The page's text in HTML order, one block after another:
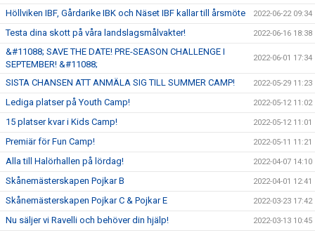
Höllviken IBF, Gårdarike IBK och Näset IBF kallar till årsmöte 2022-06-22 09:34
Testa dina skott på våra landslagsmålvakter! 2022-06-16 18:38
&#11088; SAVE THE DATE! PRE-SEASON CHALLENGE I
SEPTEMBER! &#11088;
2022-06-01 17:34
SISTA CHANSEN ATT ANMÄLA SIG TILL SUMMER CAMP! 2022-05-29 11:23
Lediga platser på Youth Camp! 2022-05-12 11:02
15 platser kvar i Kids Camp! 2022-05-12 11:01
Premiär för Fun Camp! 2022-05-11 11:21
Alla till Halörhallen på lördag! 2022-04-07 14:10
Skånemästerskapen Pojkar B 2022-04-01 12:41
Skånemästerskapen Pojkar C & Pojkar E 2022-03-23 17:42
Nu säljer vi Ravelli och behöver din hjälp! 2022-03-13 10:45